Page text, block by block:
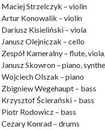
Maciej Strzelczyk – violin
Artur Konowalik – violin
Dariusz Kisieliński – viola
Janusz Olejniczak – cello
Zespół Kameralny – flute,
Janusz Skowron – piano,
Wojciech Olszak – piano
Zbigniew Wegehaupt – bass
Krzysztof Ścierański – bass
Piotr Rodowicz – bass
Cezary Konrad – drums